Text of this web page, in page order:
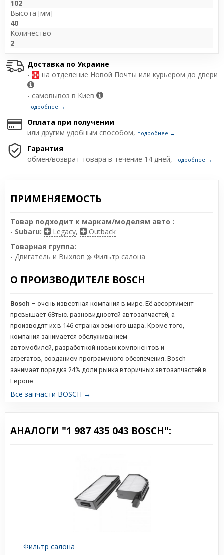
102
Высота [мм]
40
Количество
2
Доставка по Украине
-
на отделение Новой Почты или курьером до двери
- самовывоз в Киев
подробнее →
Оплата при получении
или другим удобным способом, подробнее →
Гарантия
обмен/возврат товара в течение 14 дней, подробнее →
ПРИМЕНЯЕМОСТЬ
Товар подходит к маркам/моделям авто :
- Subaru: Legacy,
Outback
Товарная группа:
- Двигатель и Выхлоп
Фильтр салона
О ПРОИЗВОДИТЕЛЕ BOSCH
Bosch – очень известная компания в мире. Её ассортимент
превышает 68тыс. разновидностей автозапчастей, а
производят их в 146 странах земного шара. Кроме того,
компания занимается обслуживанием
автомобилей, разработкой новых компонентов и
агрегатов, созданием программного обеспечения. Bosch
занимает порядка 24% доли рынка вторичных автозапчастей в
Европе.
Все запчасти BOSCH →
АНАЛОГИ "1 987 435 043 BOSCH":
Фильтр салона